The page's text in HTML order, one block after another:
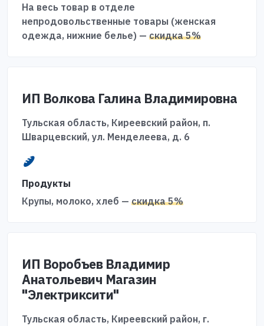
На весь товар в отделе
непродовольственные товары (женская
одежда, нижние белье) — скидка 5%
ИП Волкова Галина Владимировна
Тульская область, Киреевский район, п.
Шварцевский, ул. Менделеева, д. 6
Продукты
Крупы, молоко, хлеб — скидка 5%
ИП Воробъев Владимир
Анатольевич Магазин
"Электриксити"
Тульская область, Киреевский район, г.